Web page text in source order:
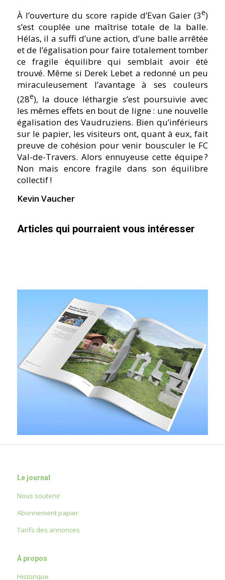
À l’ouverture du score rapide d’Evan Gaier (3e)
s’est couplée une maîtrise totale de la balle.
Hélas, il a suffi d’une action, d’une balle arrêtée
et de l’égalisation pour faire totalement tomber
ce fragile équilibre qui semblait avoir été
trouvé. Même si Derek Lebet a redonné un peu
miraculeusement l’avantage à ses couleurs
(28e), la douce léthargie s’est poursuivie avec
les mêmes effets en bout de ligne : une nouvelle
égalisation des Vaudruziens. Bien qu’inférieurs
sur le papier, les visiteurs ont, quant à eux, fait
preuve de cohésion pour venir bousculer le FC
Val-de-Travers. Alors ennuyeuse cette équipe ?
Non mais encore fragile dans son équilibre
collectif !
Kevin Vaucher
Articles qui pourraient vous intéresser
Le journal
Nous soutenir
Abonnement papier
Tarifs des annonces
À propos
Historique